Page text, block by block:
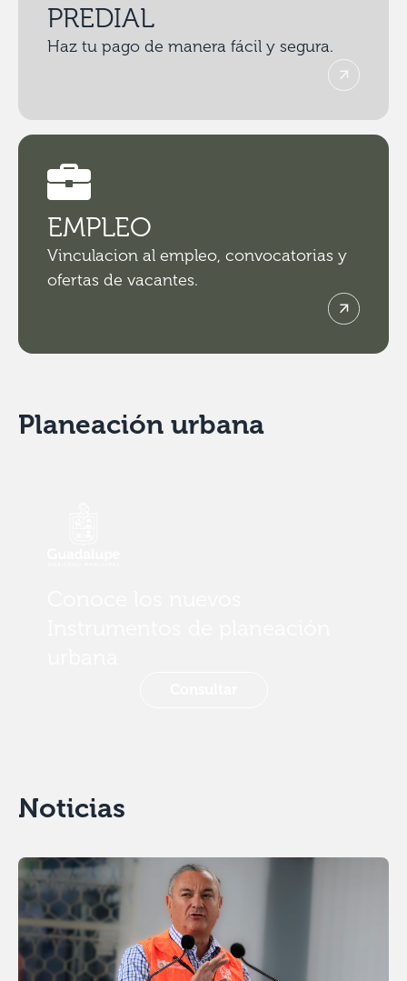
PREDIAL
Haz tu pago de manera fácil y segura.
EMPLEO
Vinculacion al empleo, convocatorias y
ofertas de vacantes.
Planeación urbana
Noticias